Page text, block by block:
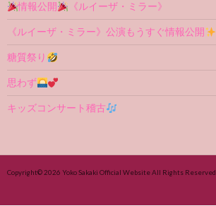
情報公開 《ルイーザ・ミラー》
《ルイーザ・ミラー》公演もうすぐ情報公開
糖質祭り
思わず
キッズコンサート稽古
Copyright© 2026 Yoko Sakaki Official WebsiteAll Rights Reserved.